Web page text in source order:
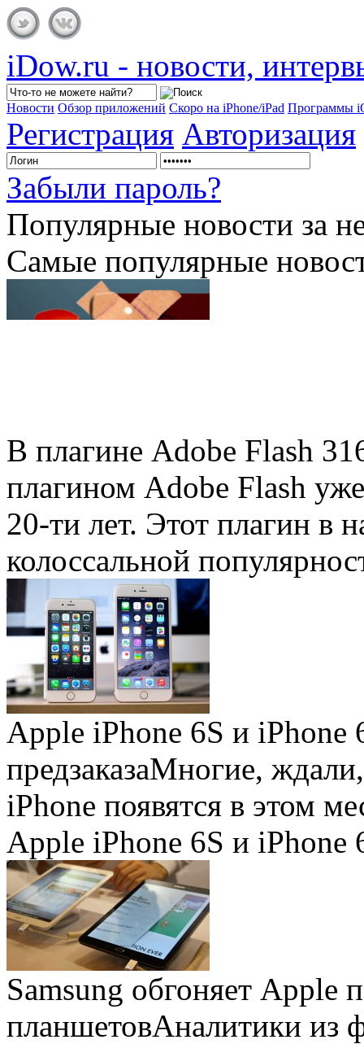
iDow.ru - новости,
Новости Обзор приложений Скоро на iPhone/iPad Программы
Регистрация Авторизация
Забыли пароль?
Популярные новости за
Самые популярные
В плагине Adobe Flash
плагином Adobe Flash
20-ти лет. Этот плагин в
колоссальной
Apple iPhone 6S и iPhone
предзаказаМногие, ждали,
iPhone появятся в этом
Apple iPhone 6S и iPhone
Samsung обгоняет Apple
планшетовАналитики из